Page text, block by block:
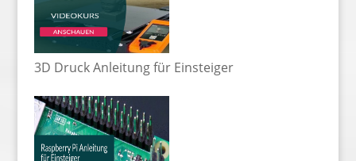
3D Druck Anleitung für Einsteiger